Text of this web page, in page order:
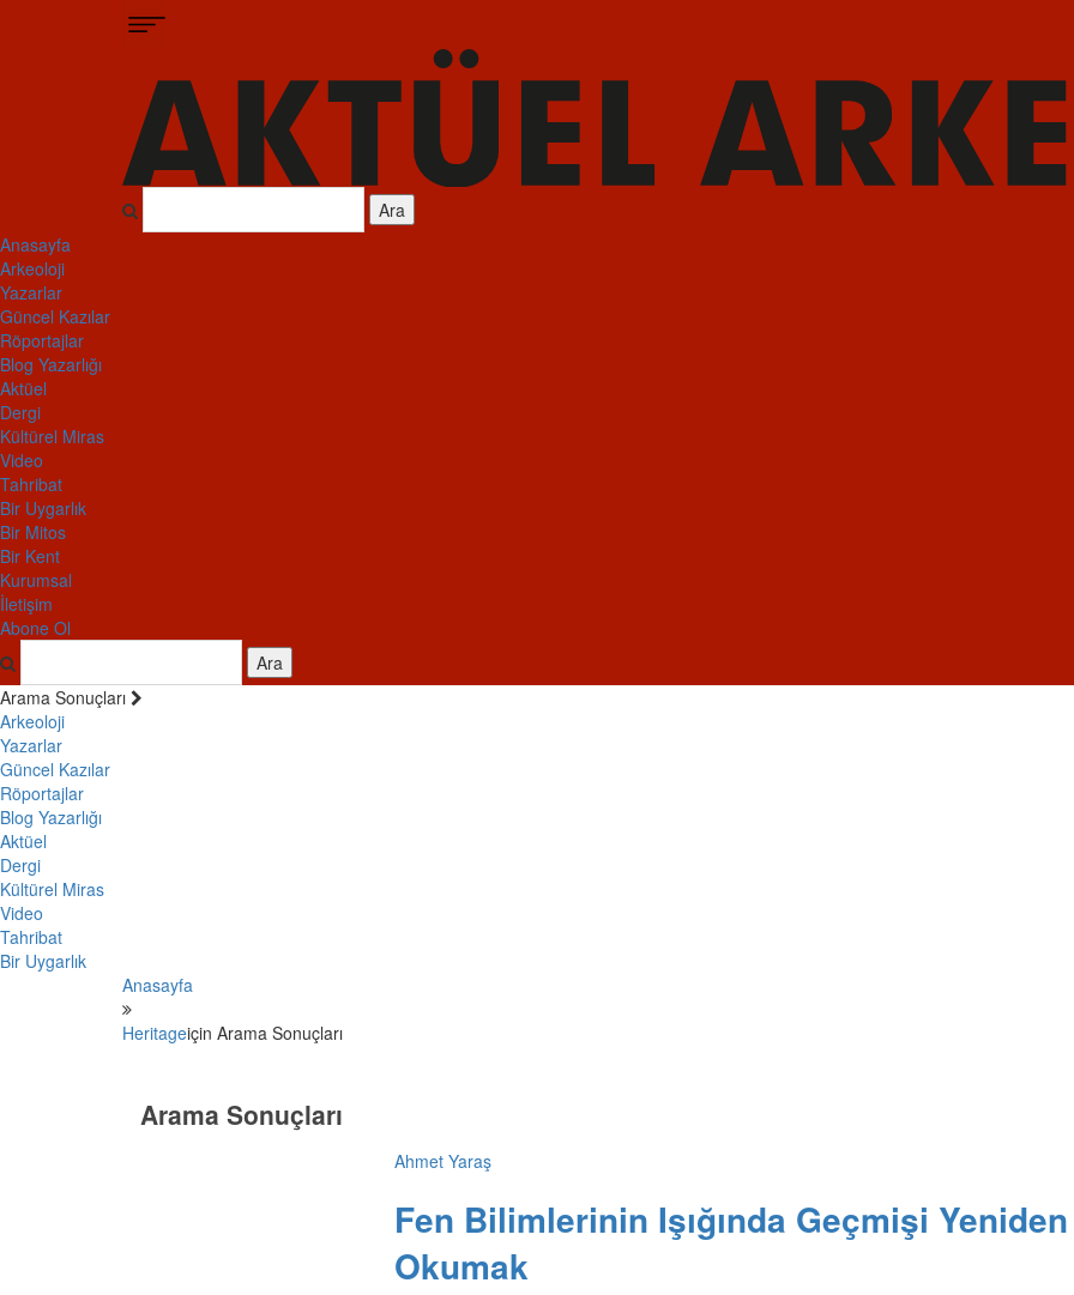
Ara
Anasayfa
Arkeoloji
Yazarlar
Güncel Kazılar
Röportajlar
Blog Yazarlığı
Aktüel
Dergi
Kültürel Miras
Video
Tahribat
Bir Uygarlık
Bir Mitos
Bir Kent
Kurumsal
İletişim
Abone Ol
Ara
Arama Sonuçları
Arkeoloji
Yazarlar
Güncel Kazılar
Röportajlar
Blog Yazarlığı
Aktüel
Dergi
Kültürel Miras
Video
Tahribat
Bir Uygarlık
Anasayfa
Heritageiçin Arama Sonuçları
Arama Sonuçları
Ahmet Yaraş
Fen Bilimlerinin Işığında Geçmişi Yeniden
Okumak